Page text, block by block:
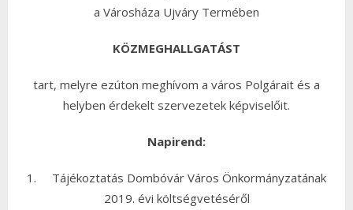
a Városháza Ujváry Termében
KÖZMEGHALLGATÁST
tart, melyre ezúton meghívom a város Polgárait és a
helyben érdekelt szervezetek képviselőit.
Napirend:
1. Tájékoztatás Dombóvár Város Önkormányzatának
2019. évi költségvetéséről